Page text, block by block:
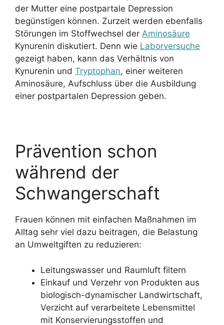
der Mutter eine postpartale Depression
begünstigen können. Zurzeit werden ebenfalls
Störungen im Stoffwechsel der Aminosäure
Kynurenin diskutiert. Denn wie Laborversuche
gezeigt haben, kann das Verhältnis von
Kynurenin und Tryptophan, einer weiteren
Aminosäure, Aufschluss über die Ausbildung
einer postpartalen Depression geben.
Prävention schon
während der
Schwangerschaft
Frauen können mit einfachen Maßnahmen im
Alltag sehr viel dazu beitragen, die Belastung
an Umweltgiften zu reduzieren:
Leitungswasser und Raumluft filtern
Einkauf und Verzehr von Produkten aus
biologisch-dynamischer Landwirtschaft,
Verzicht auf verarbeitete Lebensmittel
mit Konservierungsstoffen und